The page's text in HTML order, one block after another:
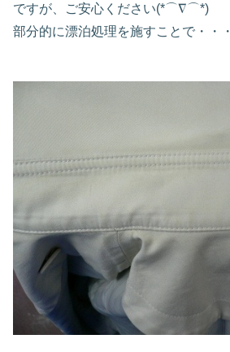
ですが、ご安心ください(*⌒∇⌒*)
部分的に漂泊処理を施すことで・・・